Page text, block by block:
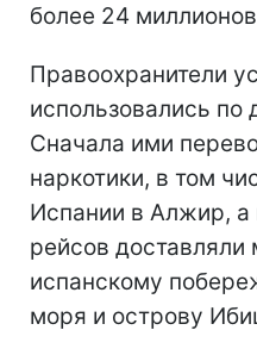
более 24
Правоохранители
использовались по
Сначала ими
наркотики, в том
Испании в Алжир, а
рейсов доставляли
испанскому
моря и острову